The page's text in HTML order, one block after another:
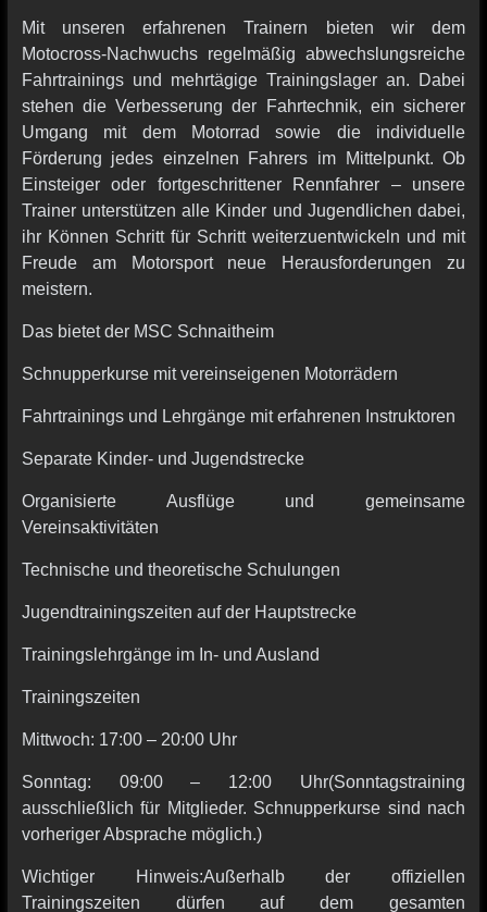
Mit unseren erfahrenen Trainern bieten wir dem
Motocross-Nachwuchs regelmäßig abwechslungsreiche
Fahrtrainings und mehrtägige Trainingslager an. Dabei
stehen die Verbesserung der Fahrtechnik, ein sicherer
Umgang mit dem Motorrad sowie die individuelle
Förderung jedes einzelnen Fahrers im Mittelpunkt. Ob
Einsteiger oder fortgeschrittener Rennfahrer – unsere
Trainer unterstützen alle Kinder und Jugendlichen dabei,
ihr Können Schritt für Schritt weiterzuentwickeln und mit
Freude am Motorsport neue Herausforderungen zu
meistern.
Das bietet der MSC Schnaitheim
Schnupperkurse mit vereinseigenen Motorrädern
Fahrtrainings und Lehrgänge mit erfahrenen Instruktoren
Separate Kinder- und Jugendstrecke
Organisierte Ausflüge und gemeinsame
Vereinsaktivitäten
Technische und theoretische Schulungen
Jugendtrainingszeiten auf der Hauptstrecke
Trainingslehrgänge im In- und Ausland
Trainingszeiten
Mittwoch: 17:00 – 20:00 Uhr
Sonntag: 09:00 – 12:00 Uhr(Sonntagstraining
ausschließlich für Mitglieder. Schnupperkurse sind nach
vorheriger Absprache möglich.)
Wichtiger Hinweis:Außerhalb der offiziellen
Trainingszeiten dürfen auf dem gesamten